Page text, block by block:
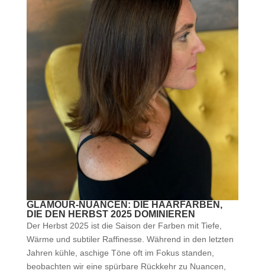
GLAMOUR-NUANCEN: DIE HAARFARBEN,
DIE DEN HERBST 2025 DOMINIEREN
Der Herbst 2025 ist die Saison der Farben mit Tiefe,
Wärme und subtiler Raffinesse. Während in den letzten
Jahren kühle, aschige Töne oft im Fokus standen,
beobachten wir eine spürbare Rückkehr zu Nuancen,